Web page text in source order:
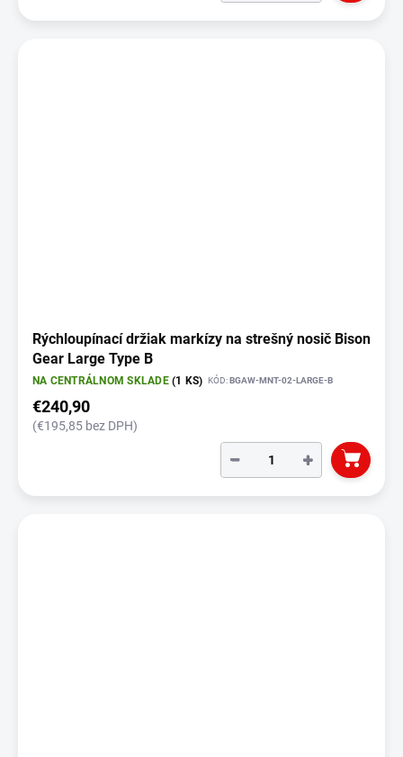
Rýchloupínací držiak markízy na strešný nosič Bison
Gear Large Type B
NA CENTRÁLNOM SKLADE(1 KS) KÓD:BGAW-MNT-02-LARGE-B
€240,90
(€195,85 bez DPH)
+
−